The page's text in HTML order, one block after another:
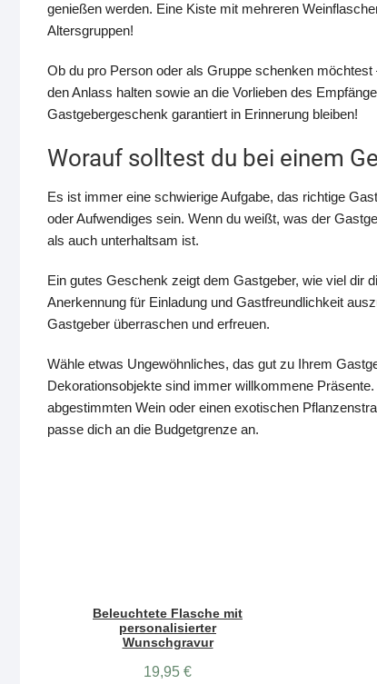
genießen werden. Eine Kiste mit mehreren
Altersgruppen!
Ob du pro Person oder als Gruppe schenken
den Anlass halten sowie an die Vorlieben des
Gastgebergeschenk garantiert in Erinnerung bleiben!
Worauf solltest du bei einem
Es ist immer eine schwierige Aufgabe, das richtige
oder Aufwendiges sein. Wenn du weißt, was der
als auch unterhaltsam ist.
Ein gutes Geschenk zeigt dem Gastgeber, wie viel dir
Anerkennung für Einladung und Gastfreundlichkeit
Gastgeber überraschen und erfreuen.
Wähle etwas Ungewöhnliches, das gut zu Ihrem
Dekorationsobjekte sind immer willkommene
abgestimmten Wein oder einen exotischen
passe dich an die Budgetgrenze an.
Beleuchtete Flasche mit
personalisierter
Wunschgravur
19,95 €